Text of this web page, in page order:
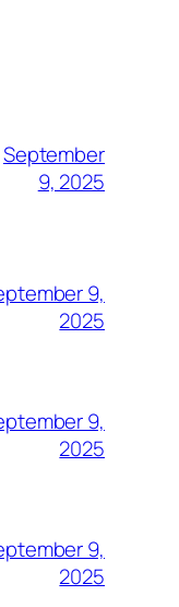
September
9, 2025
9,
2025
9,
2025
9,
2025